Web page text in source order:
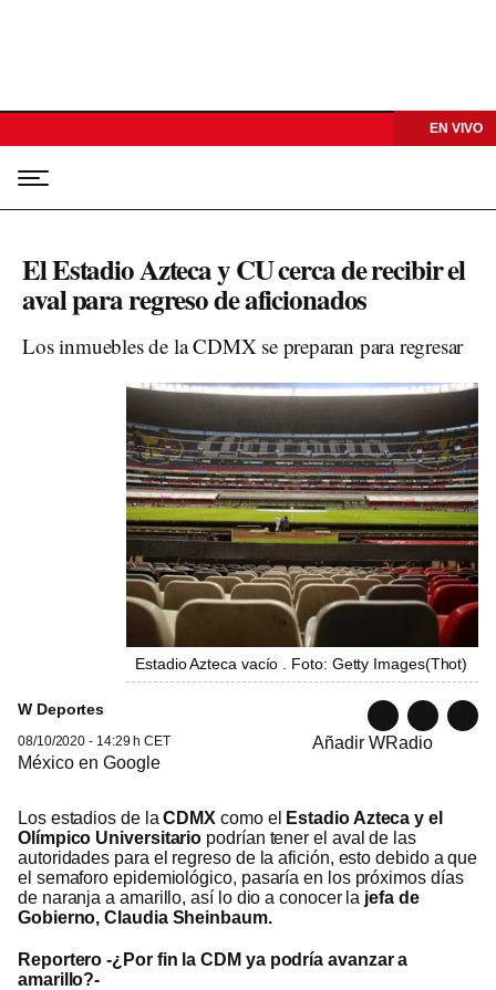
EN VIVO
El Estadio Azteca y CU cerca de recibir el
aval para regreso de aficionados
Los inmuebles de la CDMX se preparan para regresar
Estadio Azteca vacío . Foto: Getty Images(Thot)
W Deportes
08/10/2020 - 14:29 h CET
Añadir WRadio
México en Google
Los estadios de laCDMX como el Estadio Azteca y el
Olímpico Universitario podrían tener el aval de las
autoridades para el regreso de la afición, esto debido a que
el semaforo epidemiológico, pasaría en los próximos días
de naranja a amarillo, así lo dio a conocer la jefa de
Gobierno, Claudia Sheinbaum.
Reportero -¿Por fin la CDM ya podría avanzar a
amarillo?-